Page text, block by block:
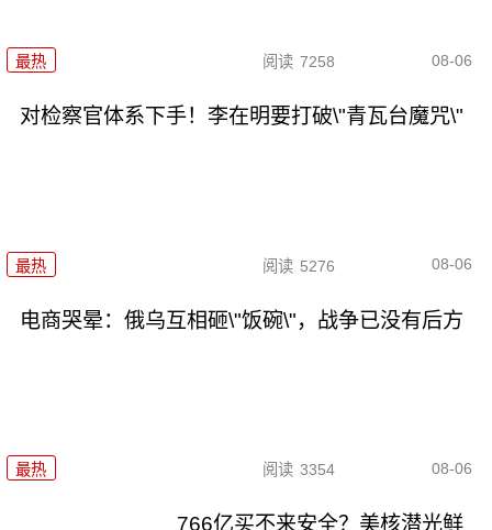
最热 阅读 7258 08-06
对检察官体系下手！李在明要打破\"青瓦台魔咒\"
最热 阅读 5276 08-06
电商哭晕：俄乌互相砸\"饭碗\"，战争已没有后方
最热 阅读 3354 08-06
766亿买不来安全？美核潜光鲜